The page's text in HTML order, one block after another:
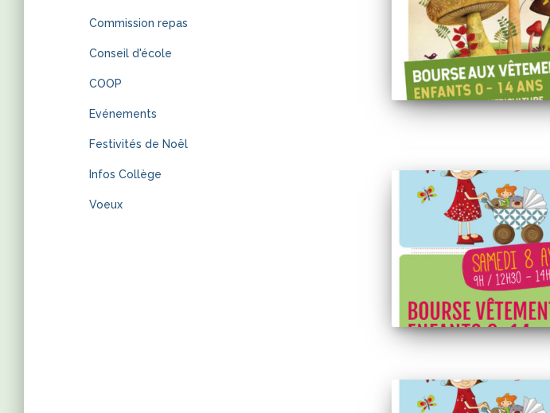
Commission repas
Conseil d'école
COOP
Evénements
Festivités de Noël
Infos Collège
Voeux